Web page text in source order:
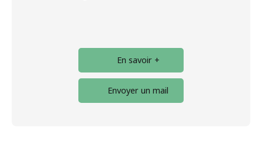
En savoir +
Envoyer un mail